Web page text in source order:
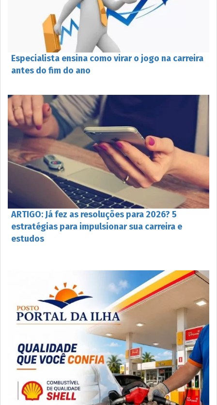
Especialista ensina como virar o jogo na carreira
antes do fim do ano
ARTIGO: Já fez as resoluções para 2026? 5
estratégias para impulsionar sua carreira e
estudos